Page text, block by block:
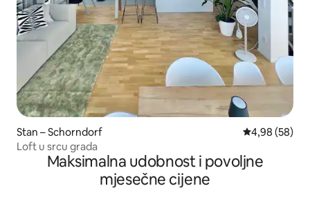
Stan – Schorndorf Prosječna
4,98 (58)
Loft u srcu grada
Maksimalna udobnost i povoljne
mjesečne cijene